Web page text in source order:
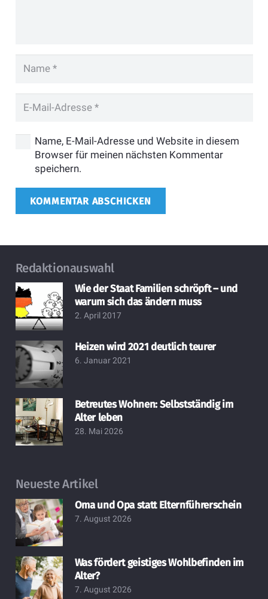
Name, E-Mail-Adresse und Website in diesem
Browser für meinen nächsten Kommentar
speichern.
KOMMENTAR ABSCHICKEN
Redaktionauswahl
Wie der Staat Familien schröpft – und
warum sich das ändern muss
2. April 2017
Heizen wird 2021 deutlich teurer
6. Januar 2021
Betreutes Wohnen: Selbstständig im
Alter leben
28. Mai 2026
Neueste Artikel
Oma und Opa statt Elternführerschein
7. August 2026
Was fördert geistiges Wohlbefinden im
Alter?
7. August 2026